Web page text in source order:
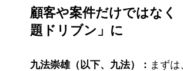
スマートワールドの実現に向けて、
集から利活用へと段階的に進展して
ドコモやNTTコムウェアとの統合（
として、治験参加者のリクルートメ
顧客や案件だけではなく
題ドリブン」に
九法崇雄（以下、九法）： まずは